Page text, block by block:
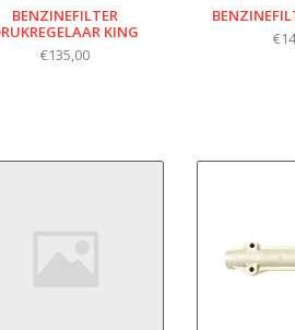
BENZINEFILTER
KING
€135,00